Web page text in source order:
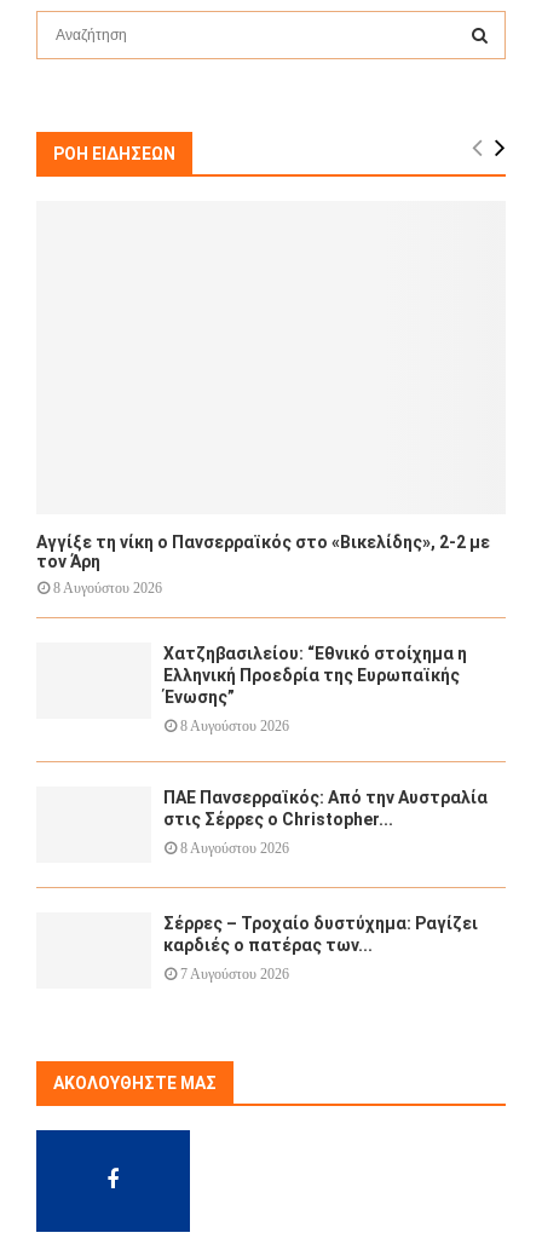
f
A
ΡΟΗ ΕΙΔΗΣΕΩΝ
Αγγίξε τη νίκη ο Πανσερραϊκός στο «Βικελίδης», 2-2 με
τον Άρη
8 Αυγούστου 2026
Χατζηβασιλείου: “Εθνικό στοίχημα η
Ελληνική Προεδρία της Ευρωπαϊκής
Ένωσης”
8 Αυγούστου 2026
ΠΑΕ Πανσερραϊκός: Από την Αυστραλία
στις Σέρρες ο Christopher...
8 Αυγούστου 2026
Σέρρες – Τροχαίο δυστύχημα: Ραγίζει
καρδιές ο πατέρας των...
7 Αυγούστου 2026
ΑΚΟΛΟΥΘΉΣΤΕ ΜΑΣ